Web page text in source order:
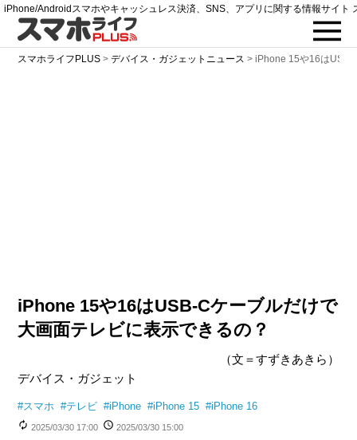
iPhone/Androidスマホやキャッシュレス決済、SNS、アプリに関する情報サイト
スマホライフPLUS >デバイス・ガジェットニュース >iPhone 15や16はUSB-
iPhone 15や16はUSB-Cケーブルだけで
大画面テレビに表示できるの？
（文＝すずきあきら）
デバイス・ガジェット
#スマホ #テレビ #iPhone #iPhone 15 #iPhone 16
2025/03/30 17:00 2025/03/30 15:00